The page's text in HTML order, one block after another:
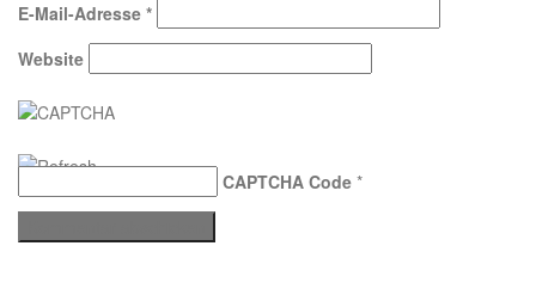
E-Mail-Adresse *
Website
CAPTCHA Code *